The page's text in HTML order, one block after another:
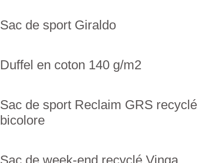
Sac de sport Giraldo
Duffel en coton 140 g/m2
Sac de sport Reclaim GRS recyclé
bicolore